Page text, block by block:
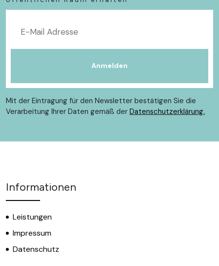
Mit der Eintragung für den Newsletter bestätigen Sie die
Verarbeitung Ihrer Daten gemäß der Datenschutzerklärung.
Informationen
Leistungen
Impressum
Datenschutz